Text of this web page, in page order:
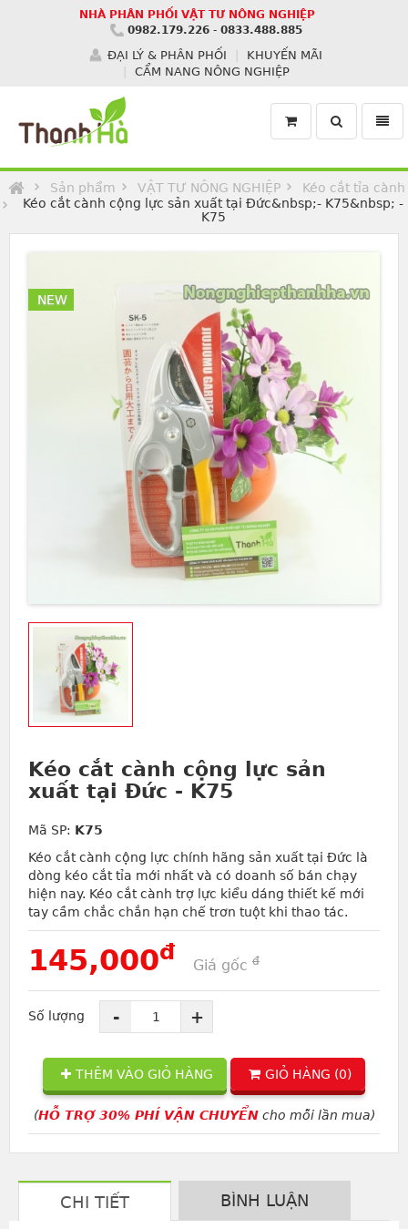
NHÀ PHÂN PHỐI VẬT TƯ NÔNG NGHIỆP
0982.179.226 - 0833.488.885
ĐẠI LÝ & PHÂN PHỐI
KHUYẾN MÃI
CẨM NANG NÔNG NGHIỆP
Toggle
search
Sản phẩm VẬT TƯ NÔNG NGHIỆP
Kéo cắt tỉa cành
Kéo cắt cành cộng lực sản xuất tại Đức&nbsp;- K75&nbsp; -
K75
NEW
Kéo cắt cành cộng lực sản
xuất tại Đức - K75
Mã SP: K75
Kéo cắt cành cộng lực chính hãng sản xuất tại Đức là
dòng kéo cắt tỉa mới nhất và có doanh số bán chạy
hiện nay. Kéo cắt cành trợ lực kiểu dáng thiết kế mới
tay cầm chắc chắn hạn chế trơn tuột khi thao tác.
145,000đ
Giá gốc đ
Số lượng - +
THÊM VÀO GIỎ HÀNG GIỎ HÀNG (0)
(HỖ TRỢ 30% PHÍ VẬN CHUYỂNcho mỗi lần mua)
CHI TIẾT BÌNH LUẬN